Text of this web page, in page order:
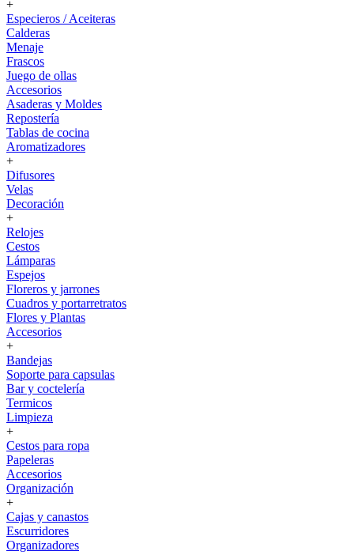
+
Especieros / Aceiteras
Calderas
Menaje
Frascos
Juego de ollas
Accesorios
Asaderas y Moldes
Repostería
Tablas de cocina
Aromatizadores
+
Difusores
Velas
Decoración
+
Relojes
Cestos
Lámparas
Espejos
Floreros y jarrones
Cuadros y portarretratos
Flores y Plantas
Accesorios
+
Bandejas
Soporte para capsulas
Bar y coctelería
Termicos
Limpieza
+
Cestos para ropa
Papeleras
Accesorios
Organización
+
Cajas y canastos
Escurridores
Organizadores